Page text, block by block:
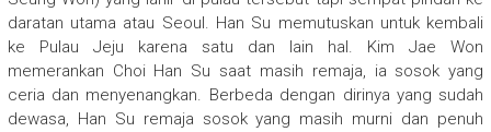
daratan utama atau Seoul. Han Su memutuskan untuk kembali
ke Pulau Jeju karena satu dan lain hal. Kim Jae Won
memerankan Choi Han Su saat masih remaja, ia sosok yang
ceria dan menyenangkan. Berbeda dengan dirinya yang sudah
dewasa, Han Su remaja sosok yang masih murni dan penuh